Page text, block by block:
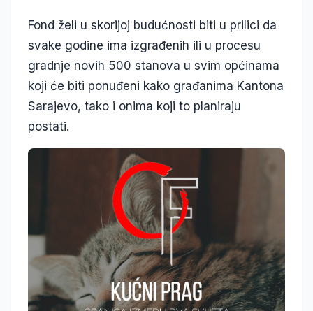
Fond želi u skorijoj budućnosti biti u prilici da
svake godine ima izgrađenih ili u procesu
gradnje novih 500 stanova u svim općinama
koji će biti ponuđeni kako građanima Kantona
Sarajevo, tako i onima koji to planiraju
postati.